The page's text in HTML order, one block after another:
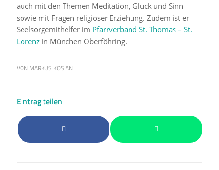
auch mit den Themen Meditation, Glück und Sinn
sowie mit Fragen religiöser Erziehung. Zudem ist er
Seelsorgemithelfer im Pfarrverband St. Thomas – St.
Lorenzin München Oberföhring.
VON MARKUS KOSIAN
Eintrag teilen